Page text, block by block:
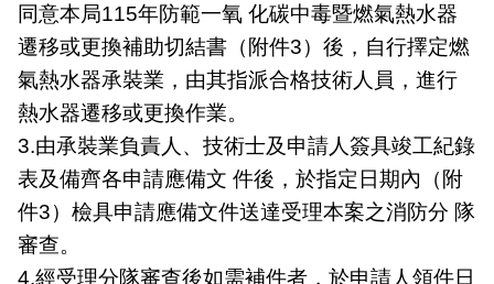
專
區
統
計
資
料
影
音
專
同意本局115年防範一氧 化碳中毒暨燃氣熱水器
遷移或更換補助切結書（附件3）後，自行擇定燃
氣熱水器承裝業，由其指派合格技術人員，進行
熱水器遷移或更換作業。
3.由承裝業負責人、技術士及申請人簽具竣工紀錄
表及備齊各申請應備文 件後，於指定日期內（附
件3）檢具申請應備文件送達受理本案之消防分 隊
審查。
4.經受理分隊審查後如需補件者，於申請人領件日